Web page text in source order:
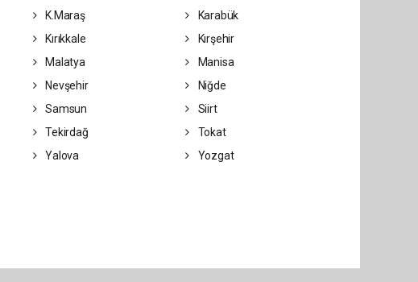
K.Maraş
Karabük
Kırıkkale
Kırşehir
Malatya
Manisa
Nevşehir
Niğde
Samsun
Siirt
Tekirdağ
Tokat
Yalova
Yozgat